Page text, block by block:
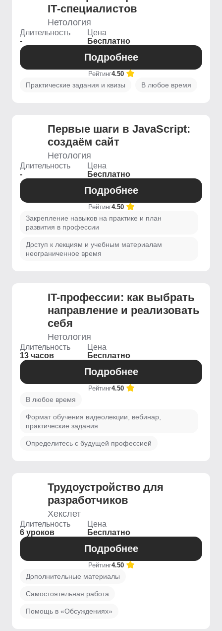
IT‑специалистов
Нетология
Длительность
-
Цена
Бесплатно
Подробнее
Рейтинг4.50
Практические задания и квизы В любое время
Первые шаги в JavaScript:
создаём сайт
Нетология
Длительность
-
Цена
Бесплатно
Подробнее
Рейтинг4.50
Закрепление навыков на практике и план
развития в профессии
Доступ к лекциям и учебным материалам
неограниченное время
IT-профессии: как выбрать
направление и реализовать
себя
Нетология
Длительность
13 часов
Цена
Бесплатно
Подробнее
Рейтинг4.50
В любое время
Формат обучения видеолекции, вебинар,
практические задания
Определитесь с будущей профессией
Трудоустройство для
разработчиков
Хекслет
Длительность
6 уроков
Цена
Бесплатно
Подробнее
Рейтинг4.50
Дополнительные материалы
Самостоятельная работа
Помощь в «Обсуждениях»